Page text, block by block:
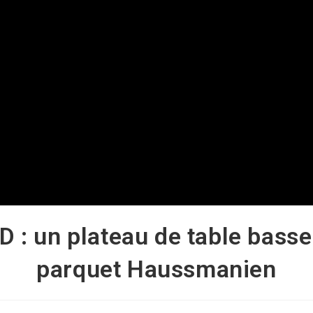
: un plateau de table
parquet Haussmanien